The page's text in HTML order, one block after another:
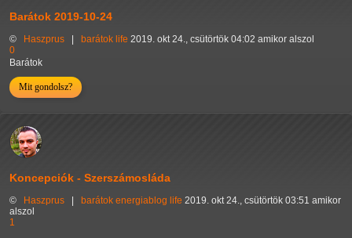
Barátok 2019-10-24
© Haszprus barátok life 2019. okt 24., csütörtök 04:02 amikor alszol
0
Barátok
Mit gondolsz?
Koncepciók - Szerszámosláda
© Haszprus barátok energiablog life 2019. okt 24., csütörtök 03:51 amikor
alszol
1